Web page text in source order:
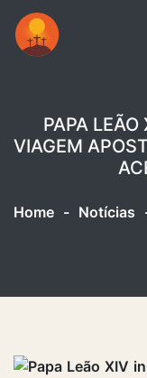
PAPA
VIAGEM
Home - Notícias